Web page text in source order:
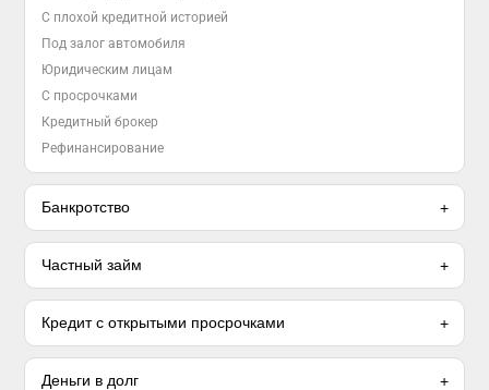
С плохой кредитной историей
Под залог автомобиля
Юридическим лицам
С просрочками
Кредитный брокер
Рефинансирование
Банкротство
Частный займ
Кредит с открытыми просрочками
Деньги в долг